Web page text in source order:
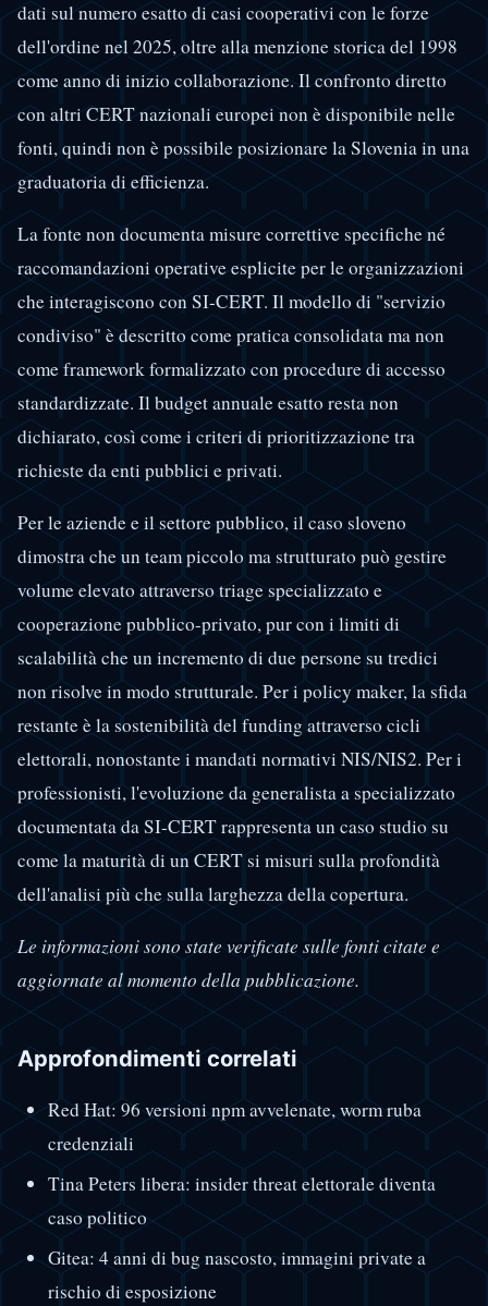
dati sul numero esatto di casi cooperativi con le forze
dell'ordine nel 2025, oltre alla menzione storica del 1998
come anno di inizio collaborazione. Il confronto diretto
con altri CERT nazionali europei non è disponibile nelle
fonti, quindi non è possibile posizionare la Slovenia in una
graduatoria di efficienza.
La fonte non documenta misure correttive specifiche né
raccomandazioni operative esplicite per le organizzazioni
che interagiscono con SI-CERT. Il modello di "servizio
condiviso" è descritto come pratica consolidata ma non
come framework formalizzato con procedure di accesso
standardizzate. Il budget annuale esatto resta non
dichiarato, così come i criteri di prioritizzazione tra
richieste da enti pubblici e privati.
Per le aziende e il settore pubblico, il caso sloveno
dimostra che un team piccolo ma strutturato può gestire
volume elevato attraverso triage specializzato e
cooperazione pubblico-privato, pur con i limiti di
scalabilità che un incremento di due persone su tredici
non risolve in modo strutturale. Per i policy maker, la sfida
restante è la sostenibilità del funding attraverso cicli
elettorali, nonostante i mandati normativi NIS/NIS2. Per i
professionisti, l'evoluzione da generalista a specializzato
documentata da SI-CERT rappresenta un caso studio su
come la maturità di un CERT si misuri sulla profondità
dell'analisi più che sulla larghezza della copertura.
Le informazioni sono state verificate sulle fonti citate e
aggiornate al momento della pubblicazione.
Approfondimenti correlati
Red Hat: 96 versioni npm avvelenate, worm ruba
credenziali
Tina Peters libera: insider threat elettorale diventa
caso politico
Gitea: 4 anni di bug nascosto, immagini private a
rischio di esposizione